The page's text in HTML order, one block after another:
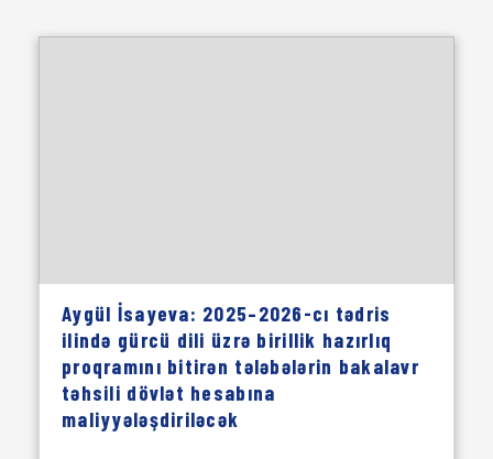
Aygül İsayeva: 2025–2026-cı tədris
ilində gürcü dili üzrə birillik hazırlıq
proqramını bitirən tələbələrin bakalavr
təhsili dövlət hesabına
maliyyələşdiriləcək